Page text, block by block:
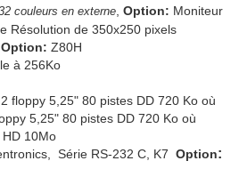
couleurs en externe Option: Moniteur
Résolution de 350x250 pixels
Option: Z80H
à 256Ko
2 floppy 5,25" 80 pistes DD 720 Ko où
5,25" 80 pistes DD 720 Ko où
10Mo
Série RS-232 C, K7 Option: